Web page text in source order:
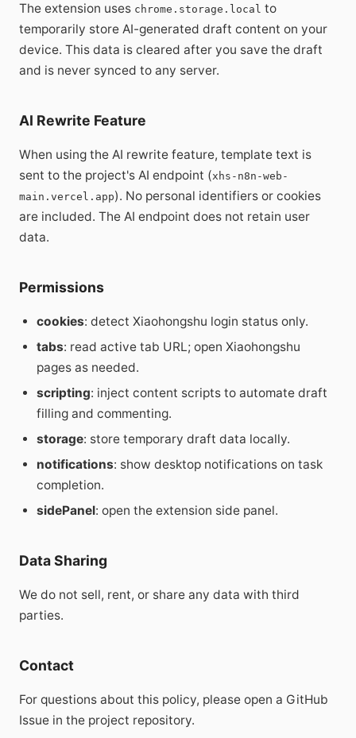
The extension uses chrome.storage.local to
temporarily store AI-generated draft content on your
device. This data is cleared after you save the draft
and is never synced to any server.
AI Rewrite Feature
When using the AI rewrite feature, template text is
sent to the project's AI endpoint (xhs-n8n-web-
main.vercel.app). No personal identifiers or cookies
are included. The AI endpoint does not retain user
data.
Permissions
cookies: detect Xiaohongshu login status only.
tabs: read active tab URL; open Xiaohongshu
pages as needed.
scripting: inject content scripts to automate draft
filling and commenting.
storage: store temporary draft data locally.
notifications: show desktop notifications on task
completion.
sidePanel: open the extension side panel.
Data Sharing
We do not sell, rent, or share any data with third
parties.
Contact
For questions about this policy, please open a GitHub
Issue in the project repository.